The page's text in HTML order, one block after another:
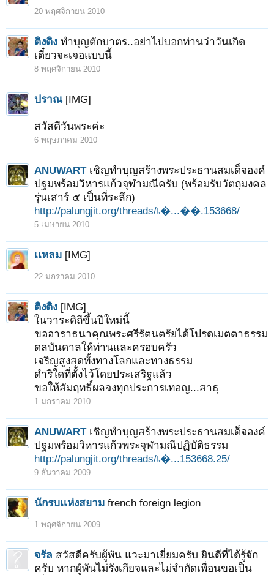
20 พฤศจิกายน 2010
ติงติง ทําบุญตักบาตร..อย่าไปบอกท่านว่าวันเกิด
เดี๋ยวจะเจอแบบนี้
8 พฤศจิกายน 2010
ปราณ [IMG]
สวัสดีวันพระค่ะ
6 พฤษภาคม 2010
ANUWART เชิญทำบุญสร้างพระประธานสมเด็จองค์
ปฐมพร้อมวิหารแก้วจุฬามณีครับ (พร้อมรับวัตถุมงคล
รุ่นเสาร์ ๕ เป็นที่ระลึก)
http://palungjit.org/threads/เ�...��.153668/
5 เมษายน 2010
เเหลม [IMG]
22 มกราคม 2010
ติงติง [IMG]
ในวาระดิถีขึ้นปีใหม่นี้
ขออาราธนาคุณพระศรีรัตนตรัยได้โปรดเมตตาธรรม
ดลบันดาลให้ท่านและครอบครัว
เจริญสูงสุดทั้งทางโลกและทางธรรม
ดำริใดที่ตั้งไว้โดยประเสริฐแล้ว
ขอให้สัมฤทธิ์ผลจงทุกประการเทอญ...สาธุ
1 มกราคม 2010
ANUWART เชิญทำบุญสร้างพระประธานสมเด็จองค์
ปฐมพร้อมวิหารแก้วพระจุฬามณีปฏิบัติธรรม
http://palungjit.org/threads/เ�...153668.25/
9 ธันวาคม 2009
นักรบเเห่งสยาม french foreign legion
1 พฤศจิกายน 2009
จรัล สวัสดีครับผู้พัน แวะมาเยี่ยมครับ ยินดีที่ได้รู้จัก
ครับ หากผู้พันไม่รังเกียจและไม่จำกัดเพื่อนขอเป็น